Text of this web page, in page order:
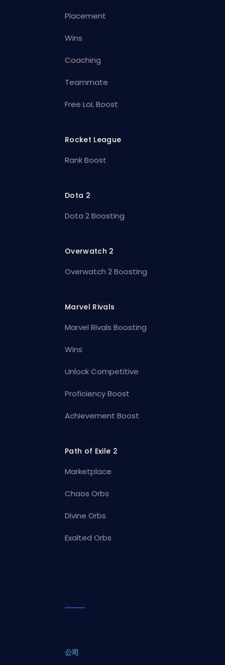
Placement
Wins
Coaching
Teammate
Free LoL Boost
Rocket League
Rank Boost
Dota 2
Dota 2 Boosting
Overwatch 2
Overwatch 2 Boosting
Marvel Rivals
Marvel Rivals Boosting
Wins
Unlock Competitive
Proficiency Boost
Achievement Boost
Path of Exile 2
Marketplace
Chaos Orbs
Divine Orbs
Exalted Orbs
公司